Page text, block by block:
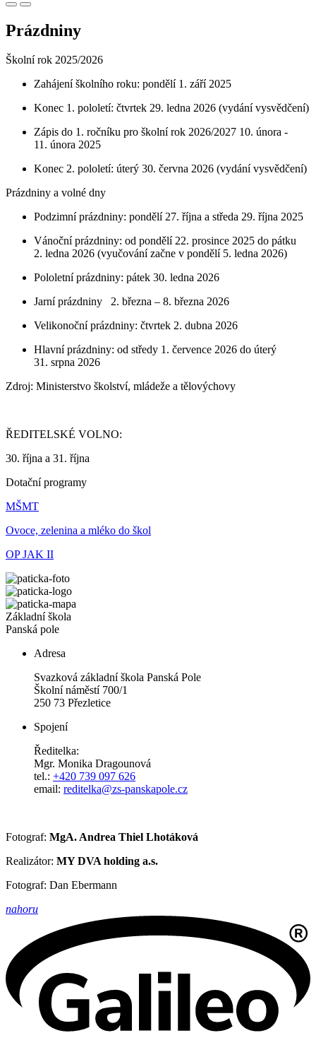
Prázdniny
Školní rok 2025/2026
Zahájení školního roku: pondělí 1. září 2025
Konec 1. pololetí: čtvrtek 29. ledna 2026 (vydání vysvědčení)
Zápis do 1. ročníku pro školní rok 2026/2027 10. února -
11. února 2025
Konec 2. pololetí: úterý 30. června 2026 (vydání vysvědčení)
Prázdniny a volné dny
Podzimní prázdniny: pondělí 27. října a středa 29. října 2025
Vánoční prázdniny: od pondělí 22. prosince 2025 do pátku
2. ledna 2026 (vyučování začne v pondělí 5. ledna 2026)
Pololetní prázdniny: pátek 30. ledna 2026
Jarní prázdniny 2. března – 8. března 2026
Velikonoční prázdniny: čtvrtek 2. dubna 2026
Hlavní prázdniny: od středy 1. července 2026 do úterý
31. srpna 2026
Zdroj: Ministerstvo školství, mládeže a tělovýchovy
ŘEDITELSKÉ VOLNO:
30. října a 31. října
Dotační programy
MŠMT
Ovoce, zelenina a mléko do škol
OP JAK II
Základní škola
Panská pole
Adresa
Svazková základní škola Panská Pole
Školní náměstí 700/1
250 73 Přezletice
Spojení
Ředitelka:
Mgr. Monika Dragounová
tel.: +420 739 097 626
email: reditelka@zs-panskapole.cz
Fotograf: MgA. Andrea Thiel Lhotáková
Realizátor: MY DVA holding a.s.
Fotograf: Dan Ebermann
nahoru